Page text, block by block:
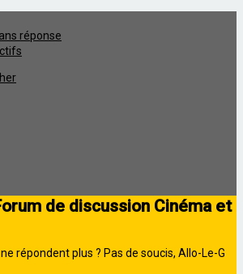
réponse
de discussion Cinéma et
répondent plus ? Pas de soucis, Allo-Le-G